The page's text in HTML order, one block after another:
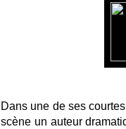
Dans une de ses
scène un auteur